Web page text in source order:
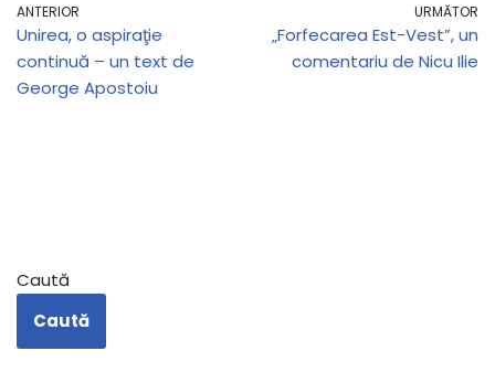
ANTERIOR
Unirea, o aspiraţie
continuă – un text de
George Apostoiu
URMĂTOR
„Forfecarea Est-Vest”, un
comentariu de Nicu Ilie
Caută
Caută